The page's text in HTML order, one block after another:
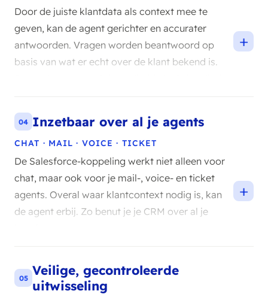
Door de juiste klantdata als context mee te
geven, kan de agent gerichter en accurater
antwoorden. Vragen worden beantwoord op
basis van wat er echt over de klant bekend is.
+
04 Inzetbaar over al je agents
CHAT · MAIL · VOICE · TICKET
De Salesforce-koppeling werkt niet alleen voor
chat, maar ook voor je mail-, voice- en ticket
agents. Overal waar klantcontext nodig is, kan
de agent erbij. Zo benut je je CRM over al je
+
05 Veilige, gecontroleerde
uitwisseling